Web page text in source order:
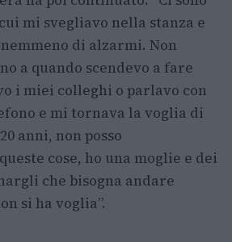
mi svegliavo nella stanza e
di alzarmi. Non
a quando scendevo a fare
i miei colleghi o parlavo con
e mi tornava la voglia di
anni, non posso
cose, ho una moglie e dei
che bisogna andare
si ha voglia”.